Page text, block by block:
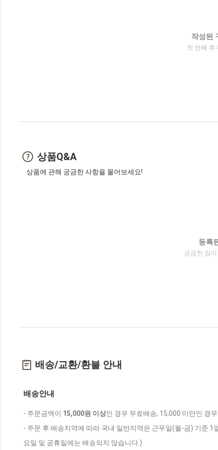
작성된
첫 번째 후
상품Q&A
상품에 관해 궁금한 사항을 물어보세요!
등록
궁금한 점
배송/교환/환불 안내
배송안내
- 주문금액이 15,000원 이상인 경우 무료배송, 15,000 미만인 경
- 주문 후 배송지역에 따라 국내 일반지역은 근무일(월-금) 기준
요일 및 공휴일에는 배송되지 않습니다.)